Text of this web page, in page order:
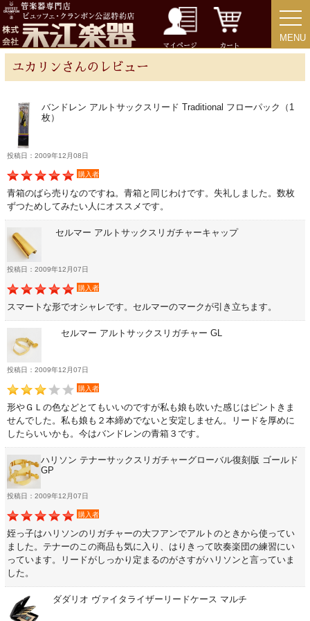
マイページ カート
MENU
MENU
ユカリンさんのレビュー
バンドレン アルトサックスリード Traditional フローパック（1
枚）
投稿日：2009年12月08日
購入者
青箱のばら売りなのですね。青箱と同じわけです。失礼しました。数枚
ずつためしてみたい人にオススメです。
セルマー アルトサックスリガチャーキャップ
投稿日：2009年12月07日
購入者
スマートな形でオシャレです。セルマーのマークが引き立ちます。
セルマー アルトサックスリガチャー GL
投稿日：2009年12月07日
購入者
形やＧＬの色などとてもいいのですが私も娘も吹いた感じはピントきま
せんでした。私も娘も２本締めでないと安定しません。リードを厚めに
したらいいかも。今はバンドレンの青箱３です。
ハリソン テナーサックスリガチャーグローバル復刻版 ゴールド
GP
投稿日：2009年12月07日
購入者
姪っ子はハリソンのリガチャーの大フアンでアルトのときから使ってい
ました。テナーのこの商品も気に入り、はりきって吹奏楽団の練習にい
っています。リードがしっかり定まるのがさすがハリソンと言っていま
した。
ダダリオ ヴァイタライザーリードケース マルチ
ストラップ
ミュート
楽器ケース＆ケースカバー
楽器スタンド
お手入れ用品・パーツ
チューナー・メトロノーム
音楽ギフト・雑貨
音楽教本
ソロ楽譜・曲集
CD
中古・アウトレット